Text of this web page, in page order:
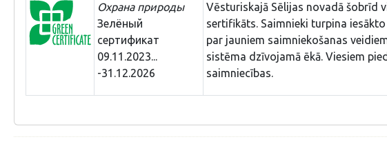
Охрана природы
Зелёный
сертификат
09.11.2023...
-31.12.2026
Vēsturiskajā Sēlijas novadā šobrīd
sertifikāts. Saimnieki turpina
par jauniem saimniekošanas
sistēma dzīvojamā ēkā. Viesiem
saimniecības.